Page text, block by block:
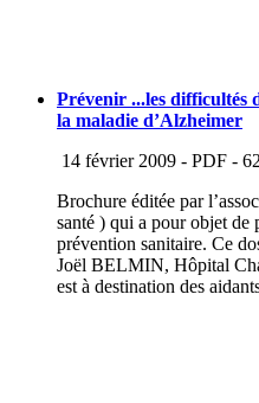
Prévenir ...les difficultés
la maladie d’Alzheimer
14 février 2009 - PDF -
Brochure éditée par
santé ) qui a pour objet
prévention sanitaire. Ce
Joël BELMIN, Hôpital
est à destination des